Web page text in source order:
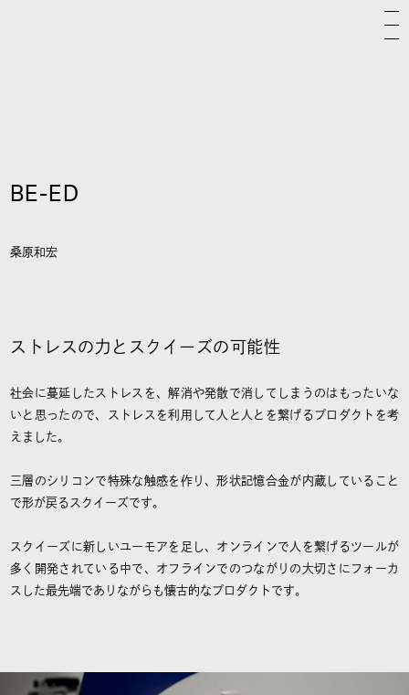
BE-ED
桑原和宏
ストレスの力とスクイーズの可能性
社会に蔓延したストレスを、解消や発散で消してしまうのはもったいな
いと思ったので、ストレスを利用して人と人とを繋げるプロダクトを考
えました。
三層のシリコンで特殊な触感を作り、形状記憶合金が内蔵していること
で形が戻るスクイーズです。
スクイーズに新しいユーモアを足し、オンラインで人を繋げるツールが
多く開発されている中で、オフラインでのつながりの大切さにフォーカ
スした最先端でありながらも懐古的なプロダクトです。